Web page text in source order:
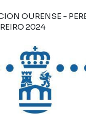
OURENSE -
2024